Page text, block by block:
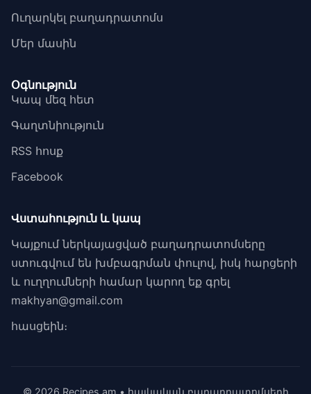
Ուղարկել բաղադրատոմս
Մեր մասին
Օգնություն
Կապ մեզ հետ
Գաղտնիություն
RSS հոսք
Facebook
Վստահություն և կապ
Կայքում ներկայացված բաղադրատոմսերը
ստուգվում են խմբագրման փուլով, իսկ հարցերի
և ուղղումների համար կարող եք գրել
makhyan@gmail.com
հասցեին։